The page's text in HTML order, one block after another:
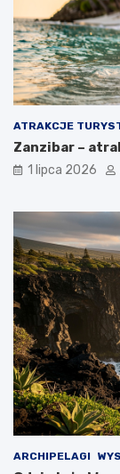
ATRAKCJE
Zanzibar –
1 lipca 2026
ARCHIPELAGI